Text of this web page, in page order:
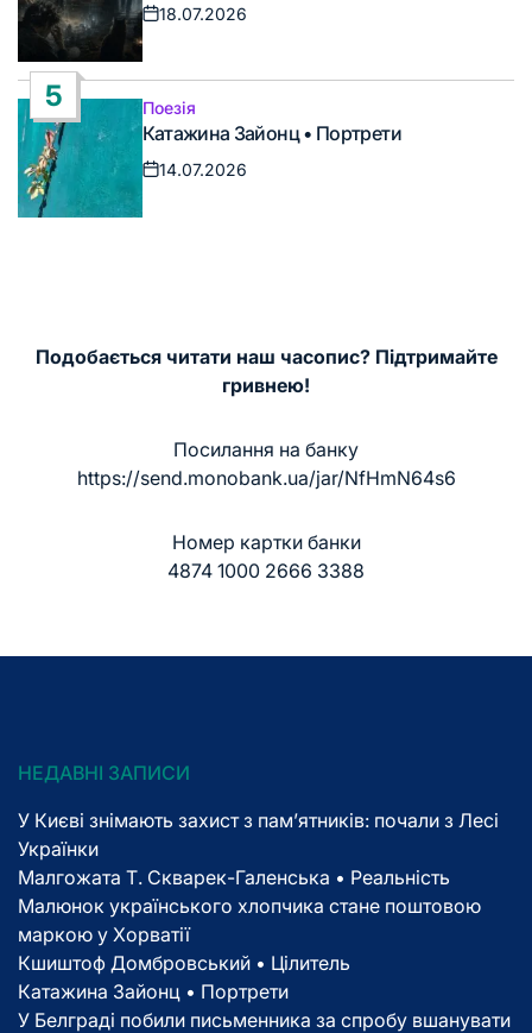
Дата
запису
18.07.2026
5
Опублікувати
у
Поезія
Катажина Зайонц • Портрети
Дата
14.07.2026
Подобається читати наш часопис? Підтримайте
гривнею!
Посилання на банку
https://send.monobank.ua/jar/NfHmN64s6
Номер картки банки
4874 1000 2666 3388
НЕДАВНІ ЗАПИСИ
У Києві знімають захист з пам’ятників: почали з Лесі
Українки
Малгожата Т. Скварек-Галенська • Реальність
Малюнок українського хлопчика стане поштовою
маркою у Хорватії
Кшиштоф Домбровський • Цілитель
Катажина Зайонц • Портрети
У Белграді побили письменника за спробу вшанувати